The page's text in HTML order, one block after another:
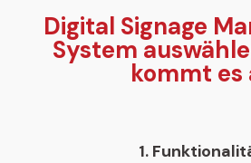
Digital Signage
System
kommt es
1.